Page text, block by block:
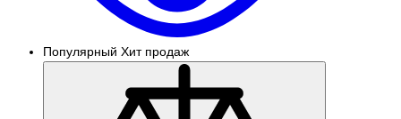
Популярный Хит продаж